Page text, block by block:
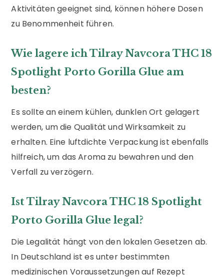
Aktivitäten geeignet sind, können höhere Dosen
zu Benommenheit führen.
Wie lagere ich Tilray Navcora THC 18
Spotlight Porto Gorilla Glue am
besten?
Es sollte an einem kühlen, dunklen Ort gelagert
werden, um die Qualität und Wirksamkeit zu
erhalten. Eine luftdichte Verpackung ist ebenfalls
hilfreich, um das Aroma zu bewahren und den
Verfall zu verzögern.
Ist Tilray Navcora THC 18 Spotlight
Porto Gorilla Glue legal?
Die Legalität hängt von den lokalen Gesetzen ab.
In Deutschland ist es unter bestimmten
medizinischen Voraussetzungen auf Rezept